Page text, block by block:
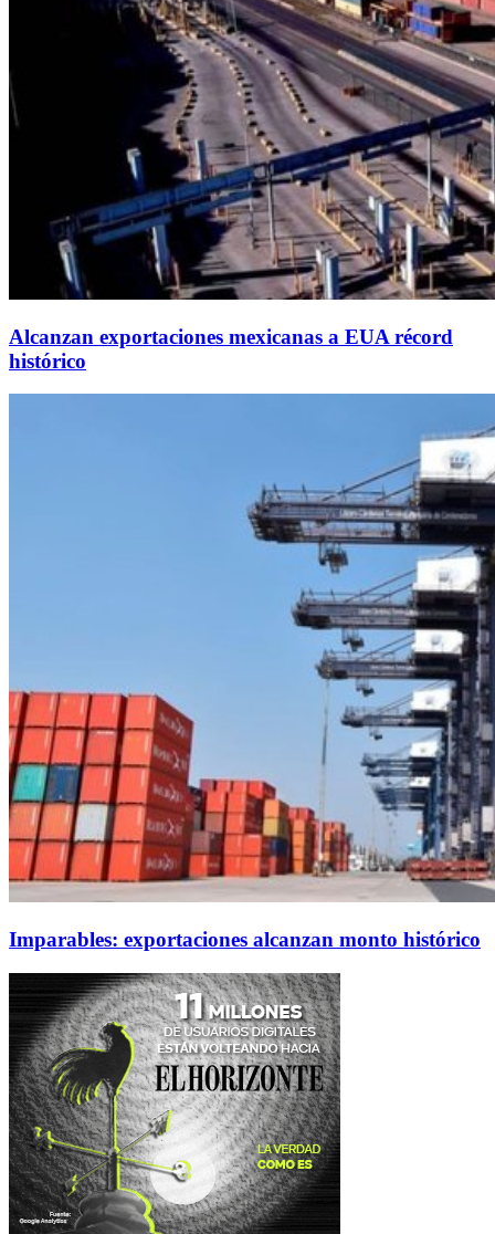
Alcanzan exportaciones mexicanas a EUA récord
histórico
Imparables: exportaciones alcanzan monto histórico